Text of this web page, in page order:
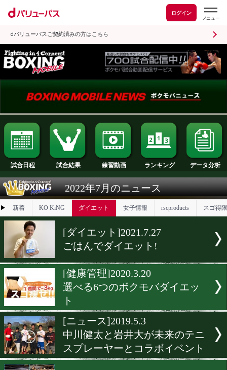
ログイン
dバリューパスご契約済みの方はこちら
試合日程 試合結果 練習動画 ランキング
2022年7月のニュース
▶ 新着 KO KiNG ダイエット 女子情報
[ダイエット]2021.7.27
ごはんでダイエット!
[健康管理]2020.3.20
選べる6つのボクモバダイ
ト